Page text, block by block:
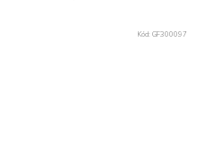
Kód: GF300097